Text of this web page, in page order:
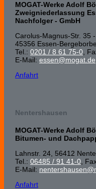
MOGAT-Werke Adolf
Zweigniederlassung
Nachfolger - GmbH
Carolus-Magnus-Str. 35
45356 Essen-
Tel.: 0201 / 8 61 75-0,
E-Mail: essen@mogat.de
Anfahrt
Nentershausen
MOGAT-Werke Adolf
Bitumen- und
Lahnstr. 24, 56412
Tel.: 06485 / 91 41-0 ,
E-Mail:
Anfahrt